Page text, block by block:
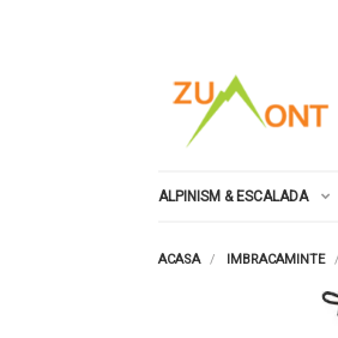
ALPINISM & ESCALADA
ACASA IMBRACAMINTE